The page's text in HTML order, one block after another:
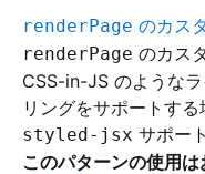
renderPage のカス
renderPage のカス
CSS-in-JS のような
リングをサポートす
styled-jsx サポー
このパターンの使用は